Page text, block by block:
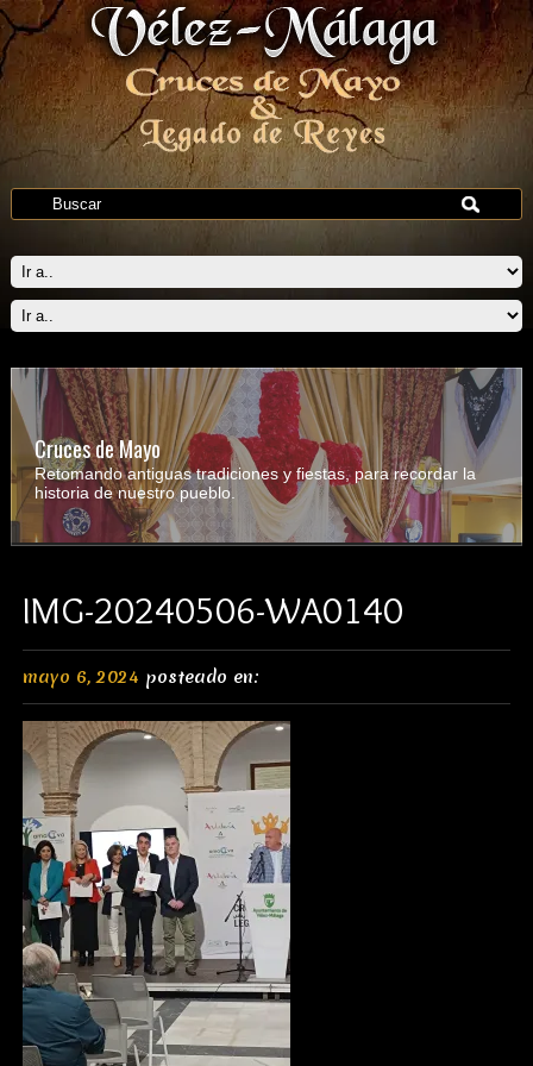
Cruces de Mayo
Retomando antiguas tradiciones y fiestas, para recordar la
historia de nuestro pueblo.
IMG-20240506-WA0140
mayo 6, 2024 posteado en: